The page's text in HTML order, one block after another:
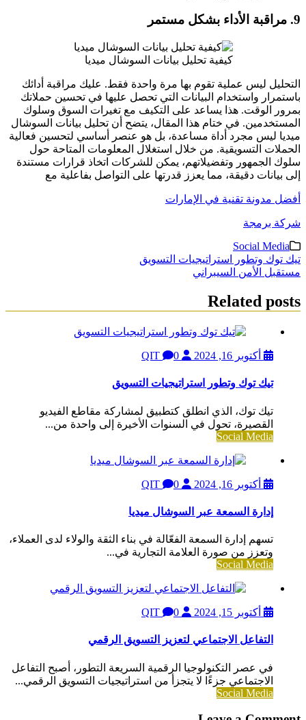
9. مراقبة الأداء بشكل مستمر
كيفية تحليل بيانات السوشال ميديا
التحليل ليس عملية تقوم بها مرة واحدة فقط. عليك مراقبة أدائك
باستمرار واستخدام البيانات التي تحصل عليها في تحسين حملاتك
بمرور الوقت. هذا يساعد على التكيف مع تغيرات السوق وسلوك
المستخدمين. في ختام هذا المقال، يتضح أن تحليل بيانات السوشال
ميديا ليس مجرد أداة مساعدة، بل هو عنصر أساسي لتحسين فعالية
الحملات التسويقية. من خلال استغلال المعلومات المتاحة حول
سلوك الجمهور وتفضيلاتهم، يمكن للشركات اتخاذ قرارات مستندة
إلى بيانات دقيقة، مما يعزز قدرتها على التواصل بفاعلية مع
أفضل مدونة تقنية في الإمارات
شركة برمجة
Social Media
تصفّح
المقالات
تيك توك وتطور استراتيجيات التسويق
مستقبل الأمن السيبراني
Related posts
أكتوبر 16, 2024 0
تيك توك وتطور استراتيجيات التسويق
تيك توك، الذي انطلق كتطبيق لمشاركة مقاطع الفيديو
القصيرة، تحول في السنوات الأخيرة إلى واحدة من...
Social Media
أكتوبر 16, 2024 0
إدارة السمعة عبر السوشال ميديا
تسهم إدارة السمعة الفعّالة في بناء الثقة والولاء لدى العملاء،
وتعزز من صورة العلامة التجارية في...
Social Media
أكتوبر 15, 2024 0
التفاعل الاجتماعي لتعزيز التسويق الرقمي
في عصر التكنولوجيا الرقمية السريعة التطور، أصبح التفاعل
الاجتماعي جزءًا لا يتجزأ من استراتيجيات التسويق الرقمي...
Social Media